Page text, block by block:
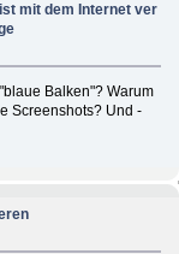
mit dem Internet ver
Balken"? Warum
Screenshots? Und -